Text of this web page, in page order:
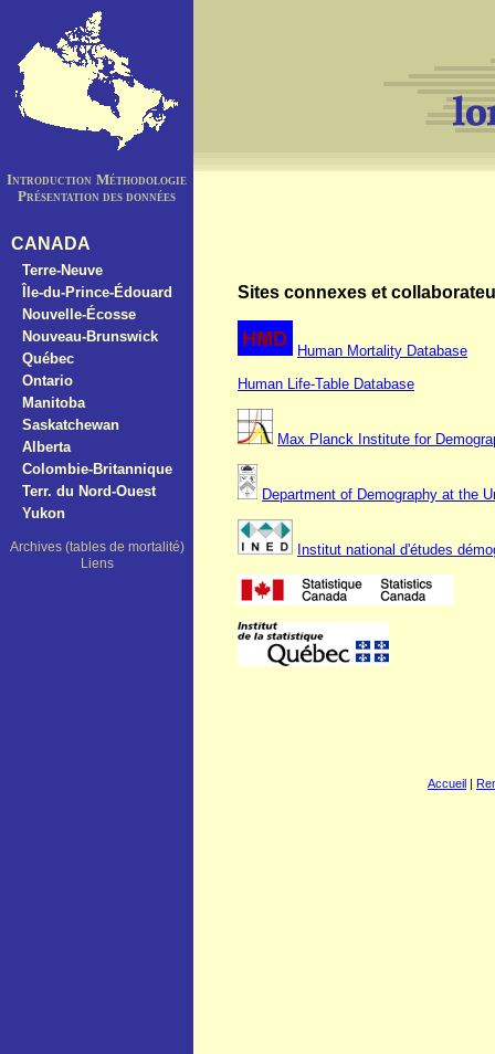
Introduction Méthodologie
Présentation des données
CANADA
Terre-Neuve
Île-du-Prince-Édouard
Nouvelle-Écosse
Nouveau-Brunswick
Québec
Ontario
Manitoba
Saskatchewan
Alberta
Colombie-Britannique
Terr. du Nord-Ouest
Yukon
Archives (tables de mortalité)
Liens
Sites connexes et
Human Mortality Database
Human Life-Table Database
Max Planck Institute for
Department of Demography at the
Institut national d'études
Accueil |